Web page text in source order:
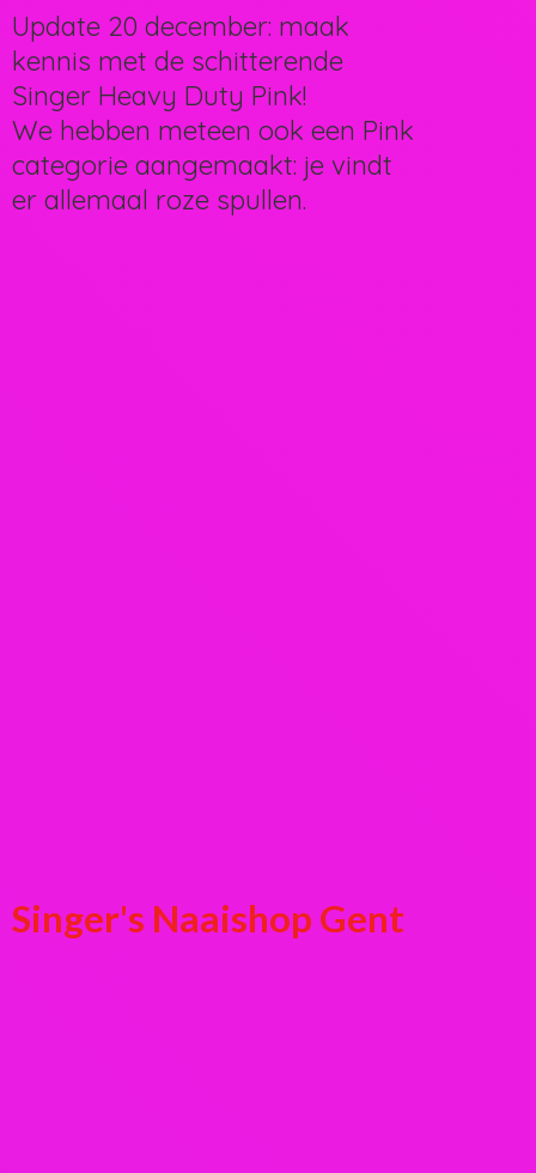
Singer's Naaishop Gent
Update 20 december: maak
kennis met de schitterende
Singer Heavy Duty Pink!
We hebben meteen ook een Pink
categorie aangemaakt: je vindt
er allemaal roze spullen.